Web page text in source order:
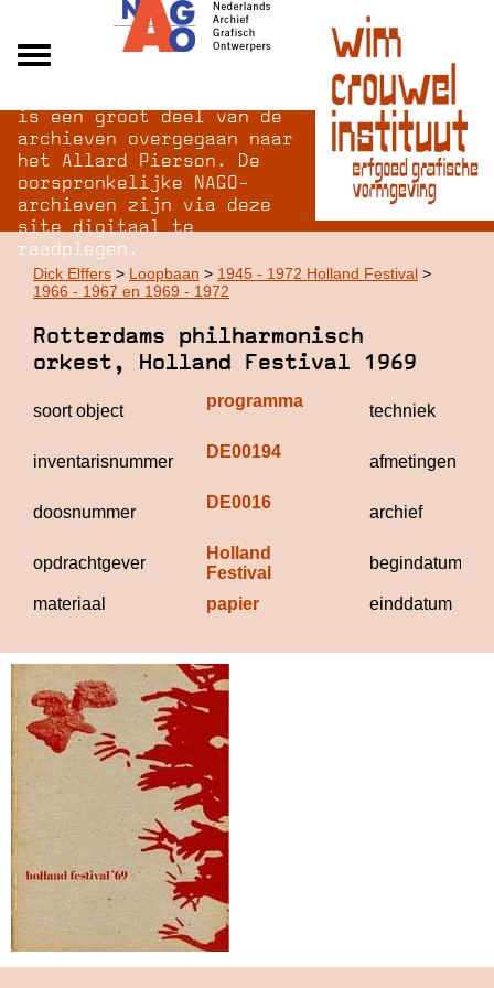
Over NAGO
Over WCI
Inloggen
is een groot deel van de
archieven overgegaan naar
het Allard Pierson. De
oorspronkelijke NAGO-
archieven zijn via deze
site digitaal te
raadplegen.
Dick Elffers > Loopbaan > 1945 - 1972 Holland Festival >
1966 - 1967 en 1969 - 1972
Rotterdams philharmonisch
orkest, Holland Festival 1969
soort object
programma
techniek
inventarisnummer
DE00194
afmetingen
doosnummer
DE0016
archief
opdrachtgever
Holland
Festival
begindatum
materiaal papier einddatum